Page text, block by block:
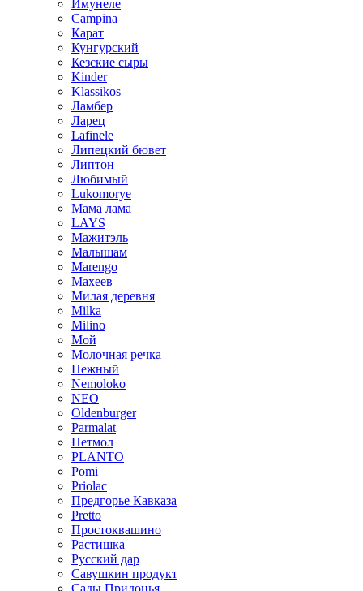
Имунеле
Campina
Карат
Кунгурский
Кезские сыры
Kinder
Klassikos
Ламбер
Ларец
Lafinele
Липецкий бювет
Липтон
Любимый
Lukomorye
Мама лама
LAYS
Мажитэль
Малышам
Marengo
Махеев
Милая деревня
Milka
Milino
Мой
Молочная речка
Нежный
Nemoloko
NEO
Oldenburger
Parmalat
Петмол
PLANTO
Pomi
Priolac
Предгорье Кавказа
Pretto
Простоквашино
Растишка
Русский дар
Савушкин продукт
Сады Придонья